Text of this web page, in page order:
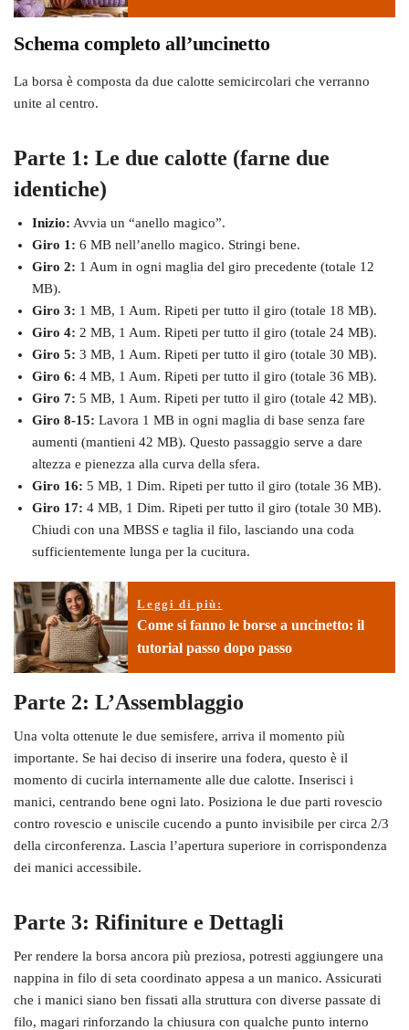
Schema completo all’uncinetto
La borsa è composta da due calotte semicircolari che verranno
unite al centro.
Parte 1: Le due calotte (farne due
identiche)
Inizio: Avvia un “anello magico”.
Giro 1: 6 MB nell’anello magico. Stringi bene.
Giro 2: 1 Aum in ogni maglia del giro precedente (totale 12
MB).
Giro 3: 1 MB, 1 Aum. Ripeti per tutto il giro (totale 18 MB).
Giro 4: 2 MB, 1 Aum. Ripeti per tutto il giro (totale 24 MB).
Giro 5: 3 MB, 1 Aum. Ripeti per tutto il giro (totale 30 MB).
Giro 6: 4 MB, 1 Aum. Ripeti per tutto il giro (totale 36 MB).
Giro 7: 5 MB, 1 Aum. Ripeti per tutto il giro (totale 42 MB).
Giro 8-15: Lavora 1 MB in ogni maglia di base senza fare
aumenti (mantieni 42 MB). Questo passaggio serve a dare
altezza e pienezza alla curva della sfera.
Giro 16: 5 MB, 1 Dim. Ripeti per tutto il giro (totale 36 MB).
Giro 17: 4 MB, 1 Dim. Ripeti per tutto il giro (totale 30 MB).
Chiudi con una MBSS e taglia il filo, lasciando una coda
sufficientemente lunga per la cucitura.
Leggi di più:
Come si fanno le borse a uncinetto: il
tutorial passo dopo passo
Parte 2: L’Assemblaggio
Una volta ottenute le due semisfere, arriva il momento più
importante. Se hai deciso di inserire una fodera, questo è il
momento di cucirla internamente alle due calotte. Inserisci i
manici, centrando bene ogni lato. Posiziona le due parti rovescio
contro rovescio e uniscile cucendo a punto invisibile per circa 2/3
della circonferenza. Lascia l’apertura superiore in corrispondenza
dei manici accessibile.
Parte 3: Rifiniture e Dettagli
Per rendere la borsa ancora più preziosa, potresti aggiungere una
nappina in filo di seta coordinato appesa a un manico. Assicurati
che i manici siano ben fissati alla struttura con diverse passate di
filo, magari rinforzando la chiusura con qualche punto interno